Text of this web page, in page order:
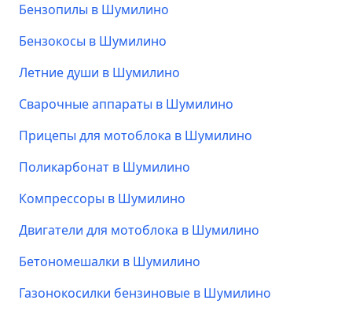
Бензопилы в Шумилино
Бензокосы в Шумилино
Летние души в Шумилино
Сварочные аппараты в Шумилино
Прицепы для мотоблока в Шумилино
Поликарбонат в Шумилино
Компрессоры в Шумилино
Двигатели для мотоблока в Шумилино
Бетономешалки в Шумилино
Газонокосилки бензиновые в Шумилино